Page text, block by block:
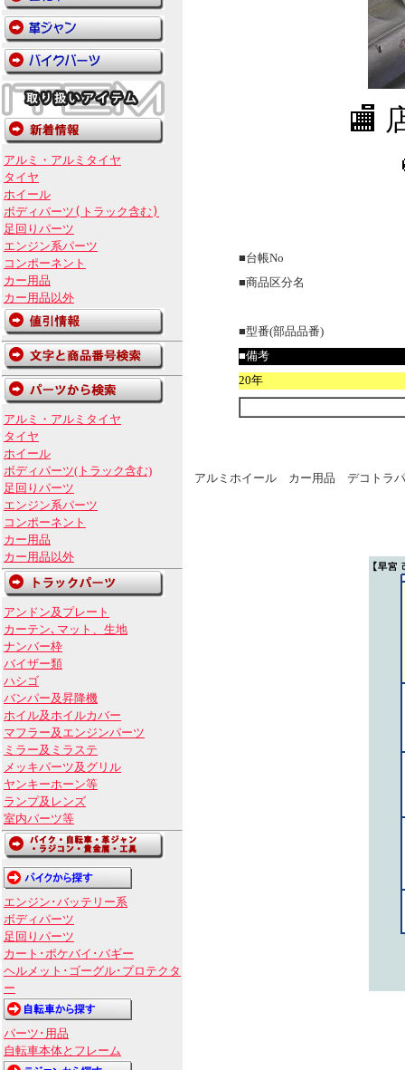
アルミ・アルミタイヤ
タイヤ
ホイール
ボディパーツ(トラック含む)
足回りパーツ
エンジン系パーツ
コンポーネント
カー用品
カー用品以外
アルミ・アルミタイヤ
タイヤ
ホイール
ボディパーツ(トラック含む)
足回りパーツ
エンジン系パーツ
コンポーネント
カー用品
カー用品以外
アンドン及プレート
カーテン､マット、生地
ナンバー枠
バイザー類
ハシゴ
バンパー及昇降機
ホイル及ホイルカバー
マフラー及エンジンパーツ
ミラー及ミラステ
メッキパーツ及グリル
ヤンキーホーン等
ランプ及レンズ
室内パーツ等
エンジン･バッテリー系
ボディパーツ
足回りパーツ
カート･ポケバイ･バギー
ヘルメット･ゴーグル･プロテクタ
ー
パーツ･用品
自転車本体とフレーム
🏬
■台帳No
■商品区分名
■型番(部品品番)
■備考
20年
アルミホイール カー用品 デコトラ